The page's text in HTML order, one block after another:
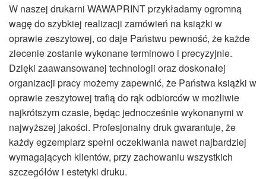
W naszej drukarni WAWAPRINT przykładamy ogromną
wagę do szybkiej realizacji zamówień na książki w
oprawie zeszytowej, co daje Państwu pewność, że każde
zlecenie zostanie wykonane terminowo i precyzyjnie.
Dzięki zaawansowanej technologii oraz doskonałej
organizacji pracy możemy zapewnić, że Państwa książki w
oprawie zeszytowej trafią do rąk odbiorców w możliwie
najkrótszym czasie, będąc jednocześnie wykonanymi w
najwyższej jakości. Profesjonalny druk gwarantuje, że
każdy egzemplarz spełni oczekiwania nawet najbardziej
wymagających klientów, przy zachowaniu wszystkich
szczegółów i estetyki druku.